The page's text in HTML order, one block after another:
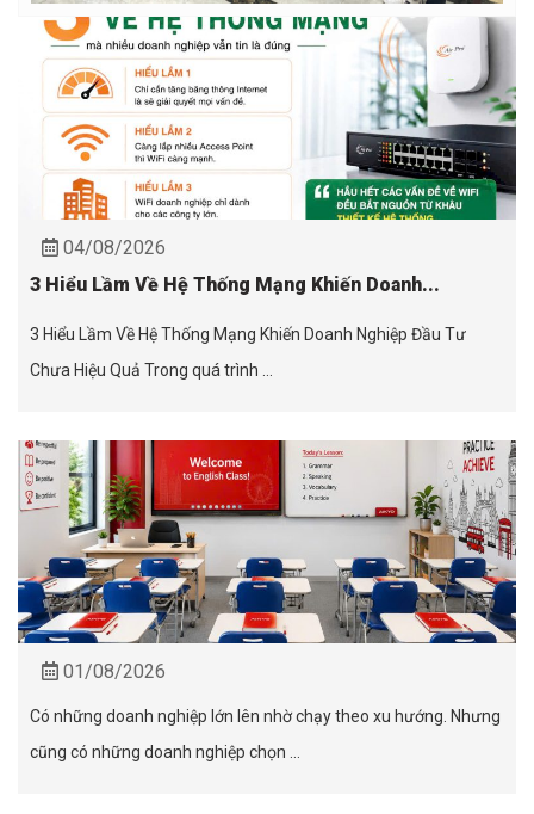
04/08/2026
3 Hiểu Lầm Về Hệ Thống Mạng Khiến Doanh...
3 Hiểu Lầm Về Hệ Thống Mạng Khiến Doanh Nghiệp Đầu Tư
Chưa Hiệu Quả Trong quá trình ...
01/08/2026
Có những doanh nghiệp lớn lên nhờ chạy theo xu hướng. Nhưng
cũng có những doanh nghiệp chọn ...